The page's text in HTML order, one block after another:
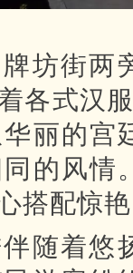
坊街两
各式汉
丽的宫
的风情
搭配惊
随着悠